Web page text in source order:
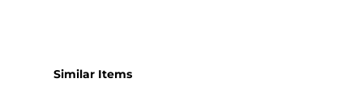
Produktgalerie überspringen
Similar Items